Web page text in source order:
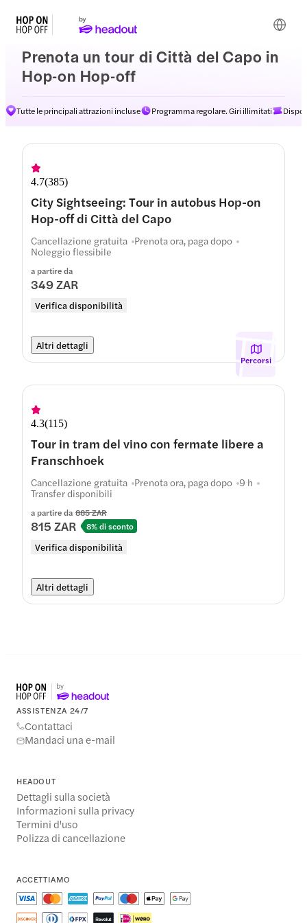
Prenota un tour di Città del Capo in
Hop-on Hop-off
Tutte le principali attrazioni incluse Programma regolare. Giri illimitati
Percorsi
4.7(385)
City Sightseeing: Tour in autobus Hop-on
Hop-off di Città del Capo
a partire da
349 ZAR
Verifica disponibilità
Cancellazione gratuita Prenota ora, paga dopo
Noleggio flessibile
Altri dettagli
Percorsi
4.3(115)
Tour in tram del vino con fermate libere a
Franschhoek
a partire da 885 ZAR
815 ZAR 8% di sconto
Verifica disponibilità
Cancellazione gratuita Prenota ora, paga dopo 9 h
Transfer disponibili
Altri dettagli
ASSISTENZA 24/7
Contattaci
Mandaci una e-mail
HEADOUT
Dettagli sulla società
Informazioni sulla privacy
Termini d'uso
Polizza di cancellazione
ACCETTIAMO